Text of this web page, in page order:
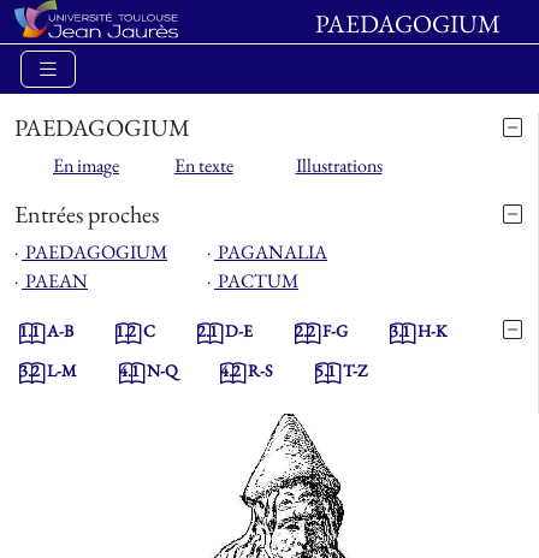
PAEDAGOGIUM
PAEDAGOGIUM
En image En texte Illustrations
Entrées proches
⋅ PAEDAGOGIUM ⋅ PAGANALIA
⋅ PAEAN ⋅ PACTUM
1.1A-B 1.2C 2.1D-E 2.2F-G 3.1H-K
3.2L-M 4.1N-Q 4.2R-S 5.1T-Z